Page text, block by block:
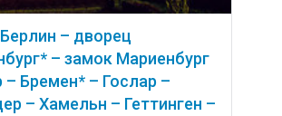
– дворец
– замок Мариенбург
– Бремен* – Гослар –
– Хамельн – Геттинген –